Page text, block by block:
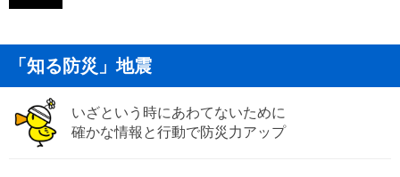
「知る防災」地震
いざという時にあわてないために
確かな情報と行動で防災力アップ